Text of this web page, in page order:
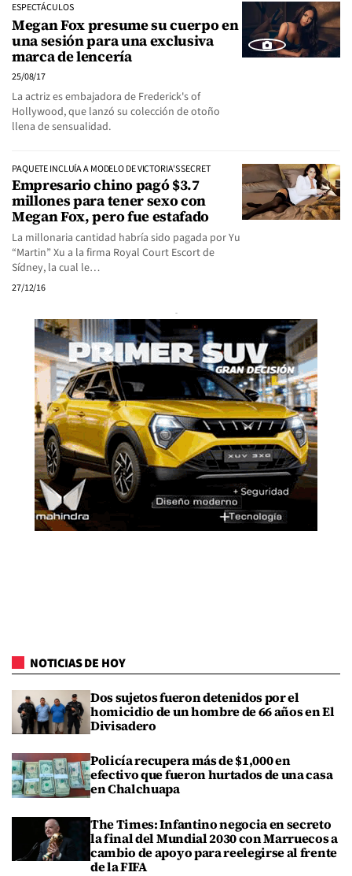
ESPECTÁCULOS
Megan Fox presume su cuerpo en
una sesión para una exclusiva
marca de lencería
25/08/17
La actriz es embajadora de Frederick's of
Hollywood, que lanzó su colección de otoño
llena de sensualidad.
PAQUETE INCLUÍA A MODELO DE VICTORIA'S SECRET
Empresario chino pagó $3.7
millones para tener sexo con
Megan Fox, pero fue estafado
La millonaria cantidad habría sido pagada por Yu
“Martin” Xu a la firma Royal Court Escort de
Sídney, la cual le…
27/12/16
NOTICIAS DE HOY
Dos sujetos fueron detenidos por el
homicidio de un hombre de 66 años en El
Divisadero
Policía recupera más de $1,000 en
efectivo que fueron hurtados de una casa
en Chalchuapa
The Times: Infantino negocia en secreto
la final del Mundial 2030 con Marruecos a
cambio de apoyo para reelegirse al frente
de la FIFA